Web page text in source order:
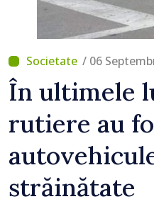
/ 06
În ultimele
rutiere au
străinătate